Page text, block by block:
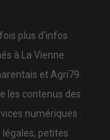
plus d’infos
à La Vienne
et Agri79.
les contenus des
numériques :
légales, petites